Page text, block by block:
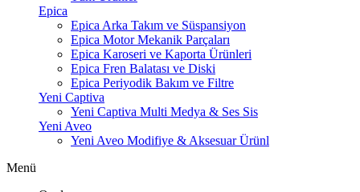
Epica
Epica Arka Takım ve Süspansiyon
Epica Motor Mekanik Parçaları
Epica Karoseri ve Kaporta Ürünleri
Epica Fren Balatası ve Diski
Epica Periyodik Bakım ve Filtre
Yeni Captiva
Yeni Captiva Multi Medya & Ses Sis
Yeni Aveo
Yeni Aveo Modifiye & Aksesuar Ürünl
Menü